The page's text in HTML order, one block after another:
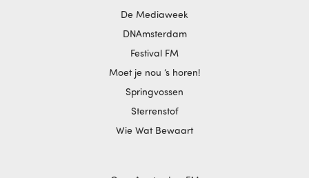
De Mediaweek
DNAmsterdam
Festival FM
Moet je nou ‘s horen!
Springvossen
Sterrenstof
Wie Wat Bewaart